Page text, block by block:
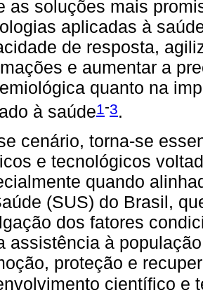
as soluções mais
aplicadas à
de resposta,
e aumentar a
quanto na
à saúde1-3.
cenário, torna-se
e tecnológicos
quando
(SUS) do Brasil,
dos fatores
assistência à
proteção e
científico e